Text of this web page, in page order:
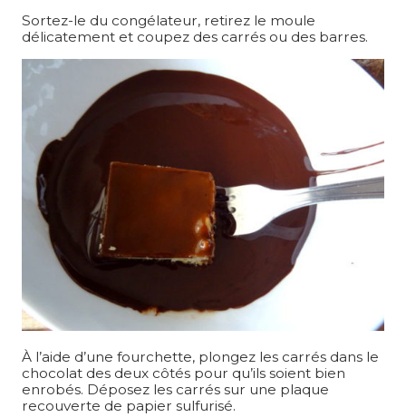
Sortez-le du congélateur, retirez le moule
délicatement et coupez des carrés ou des barres.
À l’aide d’une fourchette, plongez les carrés dans le
chocolat des deux côtés pour qu’ils soient bien
enrobés. Déposez les carrés sur une plaque
recouverte de papier sulfurisé.